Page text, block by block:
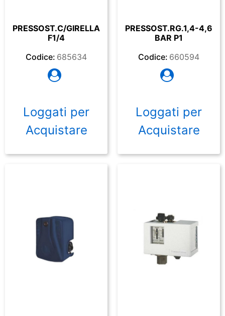
PRESSOST.C/GIRELLA
F1/4
Codice: 685634
Loggati per
Acquistare
PRESSOST.RG.1,4-4,6
BAR P1
Codice: 660594
Loggati per
Acquistare